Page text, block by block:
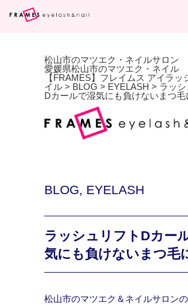
松山市のマツエク・ネイルサロン
愛媛県松山市のマツエク・ネイル
【FRAMES】フレイムス アイラッ
イル > BLOG > EYELASH > ラッシ
Dカールで湿気にも負けないまつ毛
BLOG, EYELASH
ラッシュリフトDカー
気にも負けないまつ毛
松山市のマツエク＆ネイルサロン